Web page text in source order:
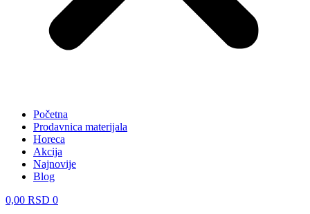
Početna
Prodavnica materijala
Horeca
Akcija
Najnovije
Blog
0,00 RSD 0